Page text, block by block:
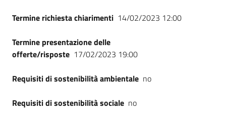
Termine richiesta chiarimenti 14/02/2023 12:00
Termine presentazione delle
offerte/risposte 17/02/2023 19:00
Requisiti di sostenibilità ambientale no
Requisiti di sostenibilità sociale no